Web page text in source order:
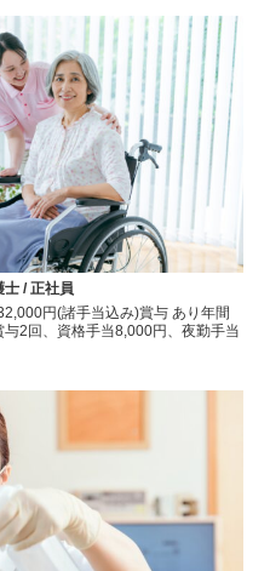
護老人保健施設 / 介護士 / 正社員
円(諸手当込み)賞与 あり年間
2回、資格手当8,000円、夜勤手当